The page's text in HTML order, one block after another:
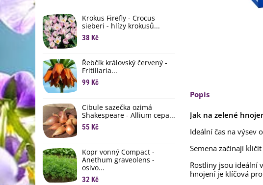
Krokus Firefly - Crocus
sieberi - hlízy krokusů...
38 Kč
Řebčík královský červený -
Fritillaria...
99 Kč
Cibule sazečka ozimá
Shakespeare - Allium cepa...
55 Kč
Kopr vonný Compact -
Anethum graveolens -
osivo...
32 Kč
34 Kč
Lilie Canova -
60 Kč 85 Kč
Begonie
Begonia
Popis
Jak na zelené
Ideální čas na výsev
Semena začínají
Rostliny jsou ideální
hnojení je klíčová pro